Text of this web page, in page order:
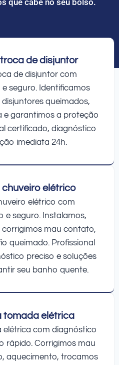
de disjuntor
de disjuntor com
seguro. Identificamos
queimados,
e garantimos a proteção
certificado, diagnóstico
imediata 24h.
elétrico
elétrico com
e seguro. Instalamos,
mau contato,
queimado. Profissional
preciso e soluções
seu banho quente.
tomada elétrica
elétrica com diagnóstico
rápido. Corrigimos mau
aquecimento, trocamos